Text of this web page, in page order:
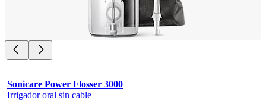
Sonicare Power Flosser 3000
Irrigador oral sin cable